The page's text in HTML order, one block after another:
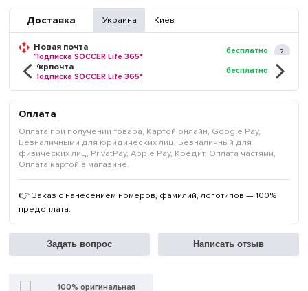
Доставка Украина Киев
Новая почта
Подписка SOCCER Life 365*
бесплатно
Укрпочта
Подписка SOCCER Life 365*
бесплатно
Оплата
Оплата при получении товара, Картой онлайн, Google Pay,
Безналичными для юридических лиц, Безналичный для
физических лиц, PrivatPay, Apple Pay, Кредит, Оплата частями,
Оплата картой в магазине.
👉 Заказ с нанесением номеров, фамилий, логотипов — 100%
предоплата.
Задать вопрос Написать отзыв
100% оригинальная